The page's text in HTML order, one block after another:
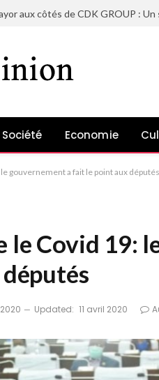
Société Economie
gouvernement a fait le point aux députés
le Covid 19:
Updated: 11 avril 2020